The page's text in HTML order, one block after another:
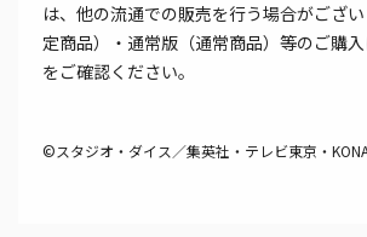
は、他の流通での販売を行う場合がござ
定商品）・通常版（通常商品）等のご購
をご確認ください。
©スタジオ・ダイス／集英社・テレビ東京・